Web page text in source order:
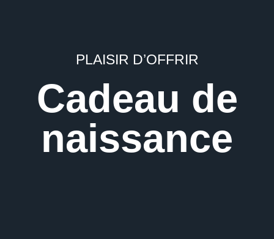
PLAISIR D’OFFRIR
Cadeau de
naissance